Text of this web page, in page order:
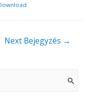
Next Bejegyzés →